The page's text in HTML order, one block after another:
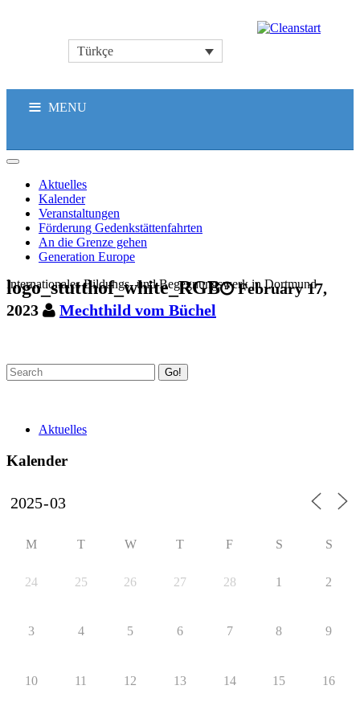
Türkçe
MENU
Aktuelles
Kalender
Veranstaltungen
Förderung Gedenkstättenfahrten
An die Grenze gehen
Generation Europe
Internationales Bildungs- und Begegnungswerk in Dortmund
logo_stutthof_white_RGB
February 17,
2023
Mechthild vom Büchel
Go!
Aktuelles
Kalender
M T W T F S S
24 25 26 27 28 1 2
3 4 5 6 7 8 9
10 11 12 13 14 15 16